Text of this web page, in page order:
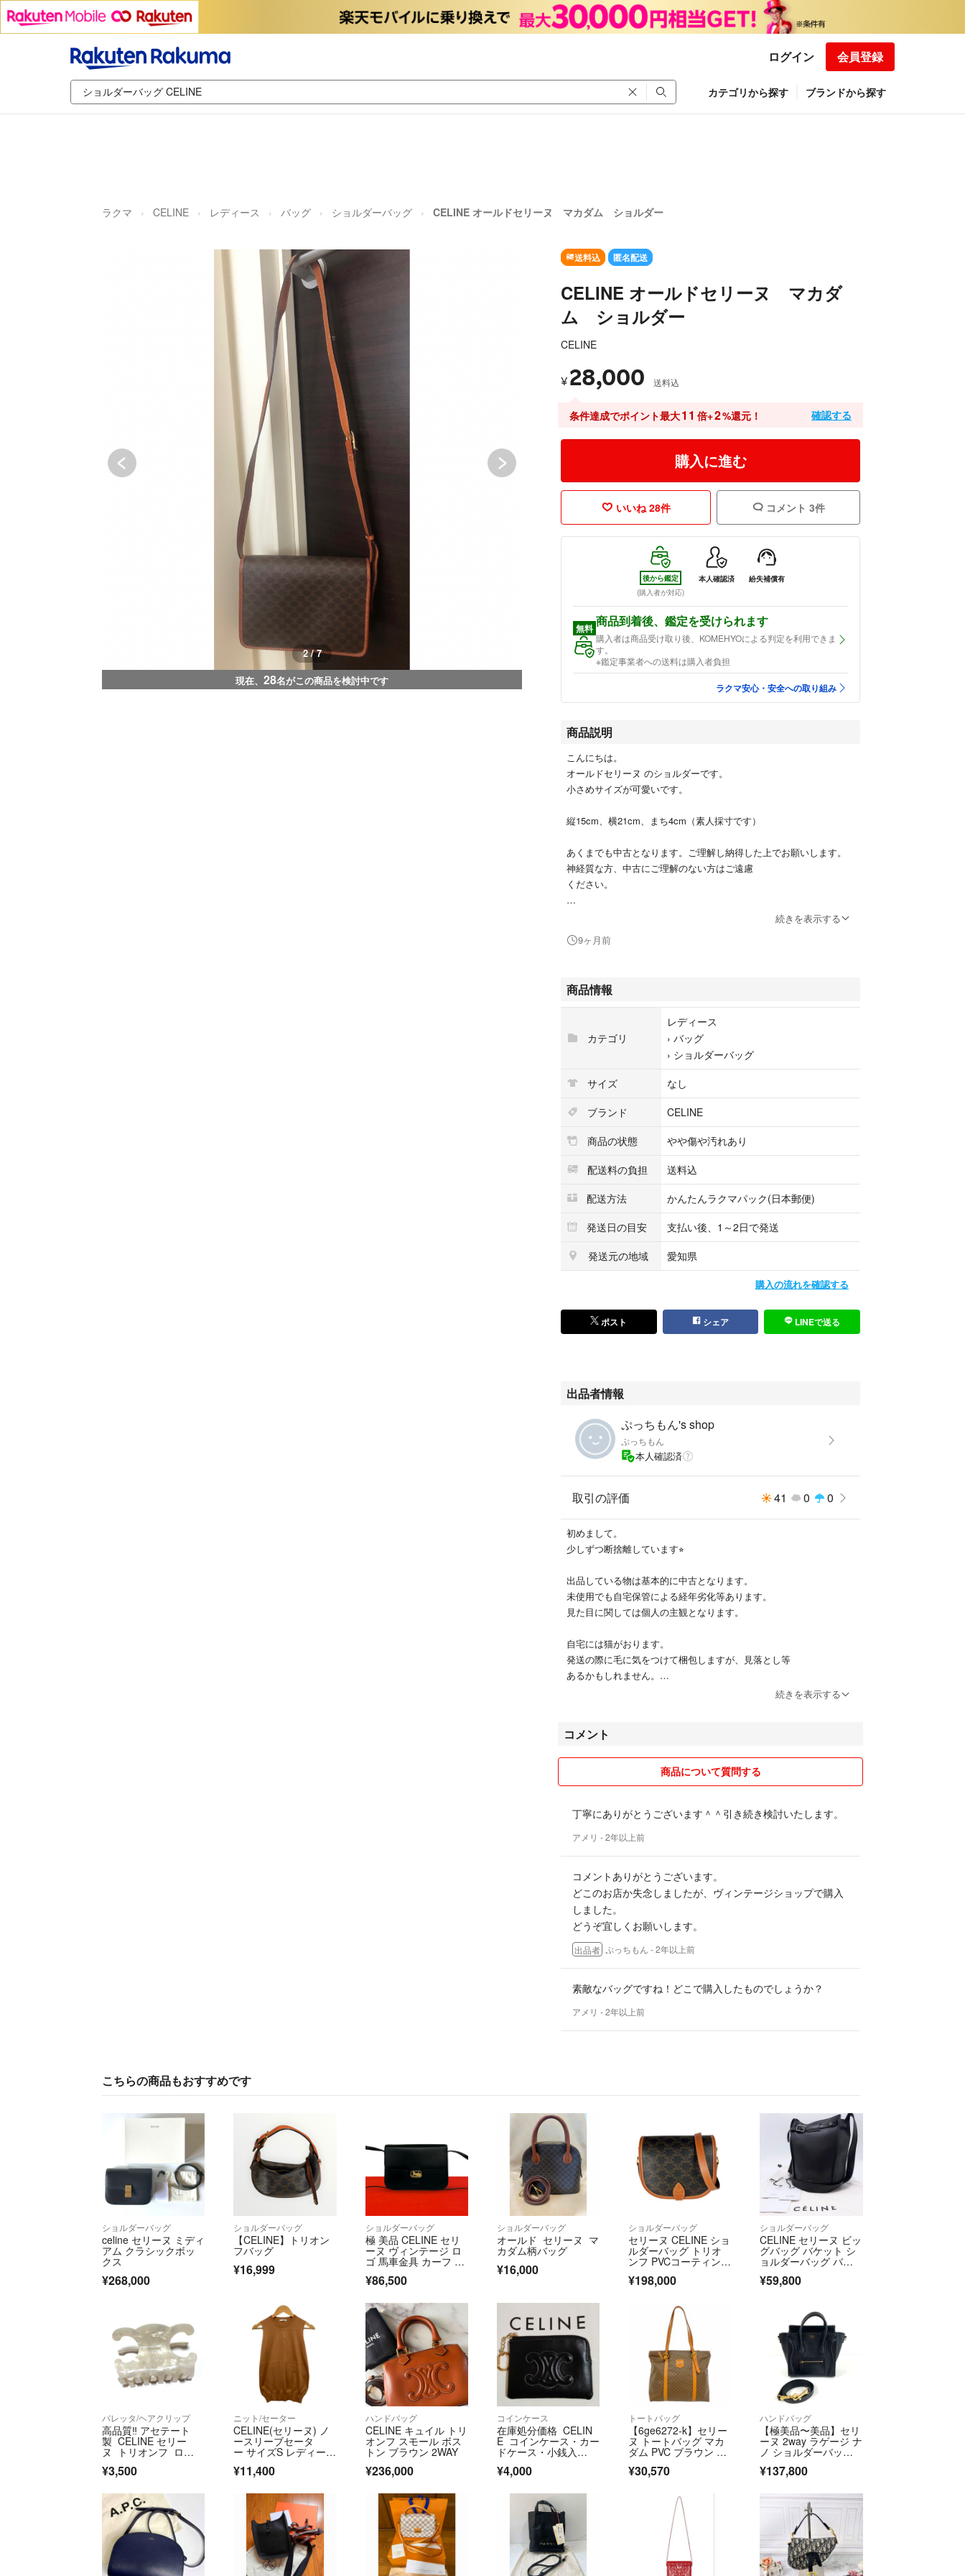
ログイン 会員登録
カテゴリから探す ブランドから探す
ラクマ CELINE レディース バッグ ショルダーバッグ CELINE オールドセリーヌ マカダム ショルダー
2 / 7
現在、 28名がこの商品を検討中です
送料込 匿名配送
CELINE オールドセリーヌ マカダ
ム ショルダー
CELINE
¥ 28,000 送料込
条件達成でポイント最大11 倍+2%還元！ 確認する
購入に進む
いいね 28件 コメント 3件
後から鑑定
(購入者が対応)
本人確認済 紛失補償有
無料 商品到着後、鑑定を受けられます
購入者は商品受け取り後、KOMEHYOによる判定を利用できま
す。
※鑑定事業者への送料は購入者負担
ラクマ安心・安全への取り組み
商品説明
こんにちは。
オールドセリーヌ のショルダーです。
小さめサイズが可愛いです。
縦15cm、横21cm、まち4cm（素人採寸です）
あくまでも中古となります。ご理解し納得した上でお願いします。
神経質な方、中古にご理解のない方はご遠慮
ください。
気になる点がありましたら事前にお問い合わせください。
また返品交換もご遠慮ください。
続きを表示する
9ヶ月前
商品情報
カテゴリ
レディース
› バッグ
› ショルダーバッグ
サイズ
なし
ブランド
CELINE
商品の状態
やや傷や汚れあり
配送料の負担
送料込
配送方法
かんたんラクマパック(日本郵便)
発送日の目安
支払い後、1～2日で発送
発送元の地域
愛知県
購入の流れを確認する
ポスト シェア LINEで送る
出品者情報
ぷっちもん's shop
ぷっちもん
本人確認済
取引の評価 41 0 0
初めまして。
少しずつ断捨離しています⭐︎
出品している物は基本的に中古となります。
未使用でも自宅保管による経年劣化等あります。
見た目に関しては個人の主観となります。
自宅には猫がおります。
発送の際に毛に気をつけて梱包しますが、見落とし等
あるかもしれません。
以上の点で、神経質な方、中古にご理解ない方はご遠慮下さい。
から購入お願いします。
取り置きなど専用はトラブル防止のためにしておりません。
気持ちの良い丁寧なお取引を心がけております。
続きを表示する
コメント
商品について質問する
丁寧にありがとうございます＾＾引き続き検討いたします。
アメリ - 2年以上前
コメントありがとうございます。
どこのお店か失念しましたが、ヴィンテージショップで購入
しました。
どうぞ宜しくお願いします。
出品者 ぷっちもん - 2年以上前
素敵なバッグですね！どこで購入したものでしょうか？
アメリ - 2年以上前
こちらの商品もおすすめです
ショルダーバッグ
celine セリーヌ ミディ
アム クラシックボッ
クス
¥268,000
ショルダーバッグ
【CELINE】トリオン
フバッグ
¥16,999
ショルダーバッグ
極 美品 CELINE セリ
ーヌ ヴィンテージ ロ
ゴ 馬車金具 カーフ レ
バッグ ポシェット サ
ク 黒 68830
¥86,500
ショルダーバッグ
オールド セリーヌ マ
カダム柄バッグ
¥16,000
ショルダーバッグ
セリーヌ CELINE ショ
ルダーバッグ トリオ
ンフ PVCコーティング
ン レディース 送料無
¥198,000
ショルダーバッグ
CELINE セリーヌ ビッ
グバッグ バケット シ
ョルダーバッグ バケ
型 カーフレザー ブラ
¥59,800
バレッタ/ヘアクリップ
高品質‼️ アセテート
製 CELINE セリー
ヌ トリオンフ ロ
ゴ ヘアクリップ シェ
ル パール ホワイト
¥3,500
ニット/セーター
CELINE(セリーヌ) ノ
ースリーブセータ
ー サイズS レディース
美品 - ライトブラウ
ン クルーネック
¥11,400
ハンドバッグ
CELINE キュイル トリ
オンフ スモール ボス
トン ブラウン 2WAY
¥236,000
コインケース
在庫処分価格 CELIN
E コインケース・カー
ドケース・小銭入
れ ラスト1点
¥4,000
トートバッグ
【6ge6272-k】セリー
ヌ トートバッグ マカ
ダム PVC ブラウン ゴ
ールド金具【中古】レ
ディース
¥30,570
ハンドバッグ
【極美品〜美品】セリ
ーヌ 2way ラゲージ ナ
ノ ショルダーバッ
グ ブラック
¥137,800